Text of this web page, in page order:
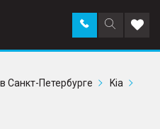
Поиск
по
Заказать
звонок в
Санкт-Петербурге Kia